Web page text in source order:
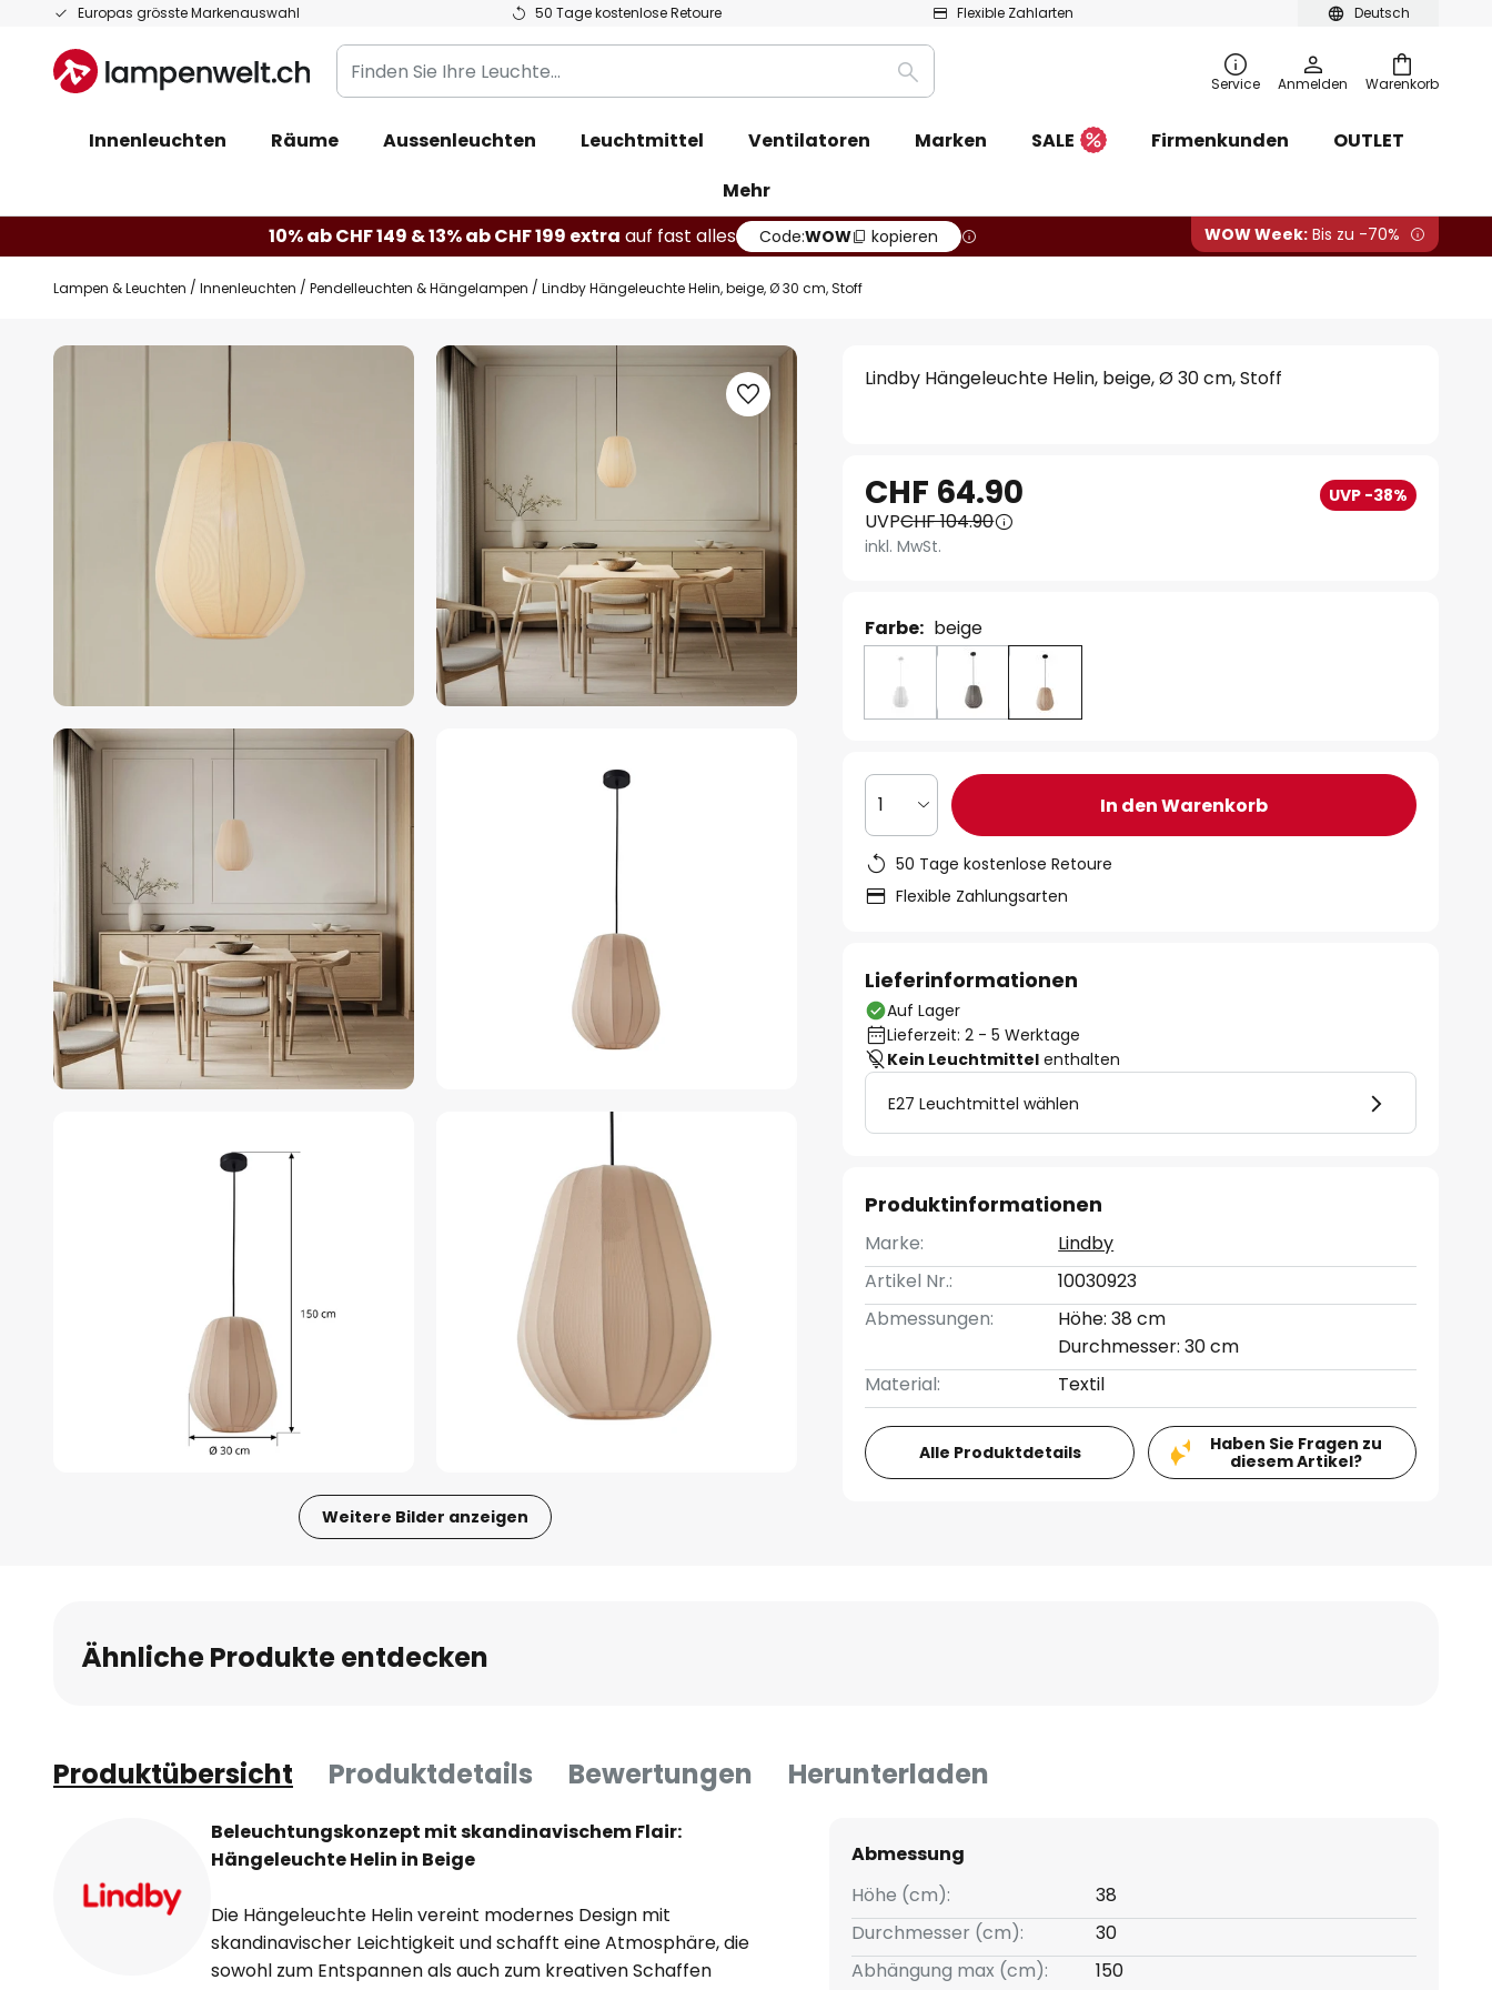
Deutsch
Europas grösste Markenauswahl 50 Tage kostenlose Retoure Flexible Zahlarten
Zum
springen
Warenkorb
Finden
Sie
Leuchte...
Suche Service Anmelden
Innenleuchten Räume Aussenleuchten Leuchtmittel Ventilatoren Marken SALE Firmenkunden
OUTLET
Mehr
10% ab CHF 149 & 13% ab CHF 199 extra auf fast alles Code:WOW kopieren WOW Week: Bis zu -70%
Lampen & Leuchten Innenleuchten Pendelleuchten & Hängelampen Lindby Hängeleuchte Helin, beige, Ø 30 cm, Stoff
Zum
Weitere Bilder anzeigen
Bildgalerie
springen
Lindby Hängeleuchte Helin, beige, Ø 30 cm, Stoff
CHF 64.90 UVP -38%
UVPCHF 104.90
inkl. MwSt.
Farbe: beige
1 In den Warenkorb
50 Tage kostenlose Retoure
Flexible Zahlungsarten
Lieferinformationen
Auf Lager
Lieferzeit: 2 - 5 Werktage
Kein Leuchtmittel enthalten
E27 Leuchtmittel wählen
Produktinformationen
Marke:
Lindby
Artikel Nr.:
10030923
Abmessungen:
Höhe: 38 cm
Durchmesser: 30 cm
Material:
Textil
Alle Produktdetails
Haben Sie Fragen zu
diesem Artikel?
Ähnliche Produkte entdecken
Produktübersicht Produktdetails Bewertungen Herunterladen
Beleuchtungskonzept mit skandinavischem Flair:
Hängeleuchte Helin in Beige
Die Hängeleuchte Helin vereint modernes Design mit
skandinavischer Leichtigkeit und schafft eine Atmosphäre, die
sowohl zum Entspannen als auch zum kreativen Schaffen
Abmessung
Höhe (cm):
38
Durchmesser (cm):
30
Abhängung max (cm):
150